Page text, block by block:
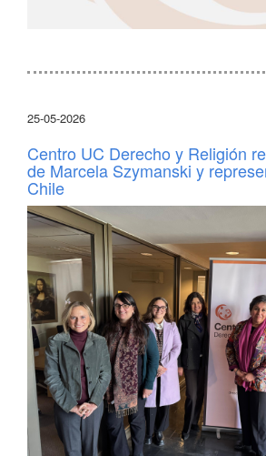
25-05-2026
Centro UC Derecho y Religión
de Marcela Szymanski y
Chile